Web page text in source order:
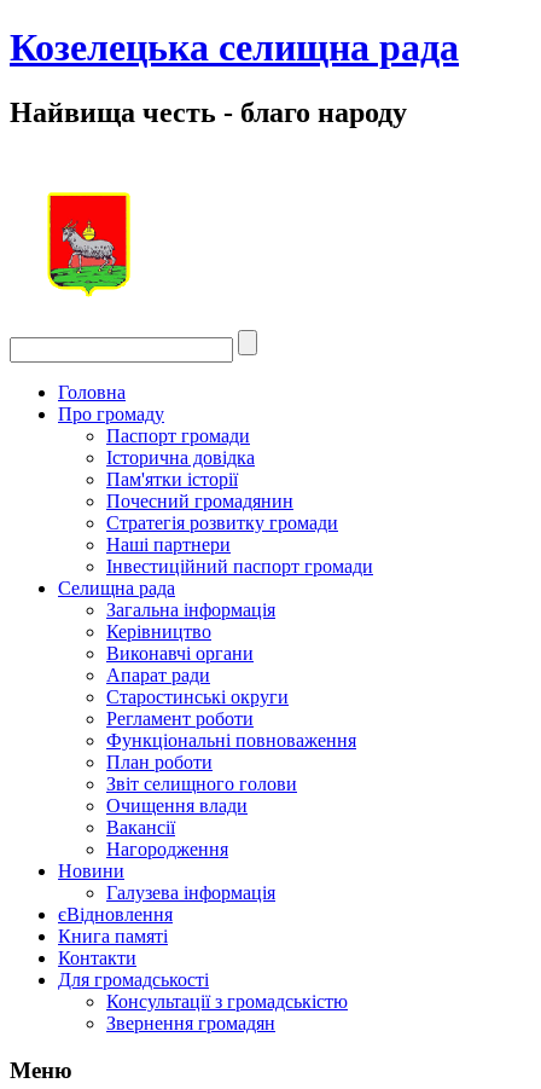
Козелецька селищна рада
Найвища честь - благо народу
Головна
Про громаду
Паспорт громади
Історична довідка
Пам'ятки історії
Почесний громадянин
Стратегія розвитку громади
Наші партнери
Інвестиційний паспорт громади
Селищна рада
Загальна інформація
Керівництво
Виконавчі органи
Апарат ради
Старостинські округи
Регламент роботи
Функціональні повноваження
План роботи
Звіт селищного голови
Очищення влади
Вакансії
Нагородження
Новини
Галузева інформація
єВідновлення
Книга памяті
Контакти
Для громадськості
Консультації з громадськістю
Звернення громадян
Меню